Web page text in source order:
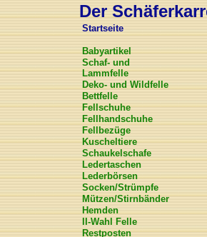
Der
Startseite
Babyartikel
Schaf- und
Lammfelle
Deko- und Wildfelle
Bettfelle
Fellschuhe
Fellhandschuhe
Fellbezüge
Kuscheltiere
Schaukelschafe
Ledertaschen
Lederbörsen
Socken/Strümpfe
Mützen/Stirnbänder
Hemden
II-Wahl Felle
Restposten